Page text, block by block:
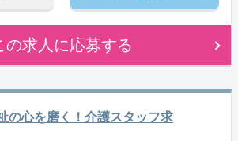
の求人に応募する
の心を磨く！介護スタッフ求